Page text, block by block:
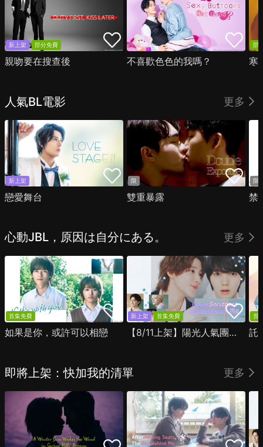
新上架 部分免費
親吻要在搜查後 不喜歡色色的我嗎？
部
寒
人氣BL電影 更多
新上架
戀愛舞台
限
雙重暴露
限
禁
心動JBL，原因は自分にある。 更多
首集免費
如果是你，或許可以相戀
新上架 首集免費
【8/11上架】陽光人氣團中的芹澤，在我面前卻有點不對勁
首
託
即將上架：快加我的清單 更多